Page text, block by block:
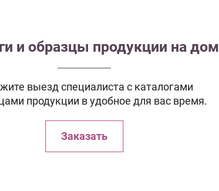
и образцы продукции на дом
выезд специалиста с каталогами
продукции в удобное для вас время.
Заказать